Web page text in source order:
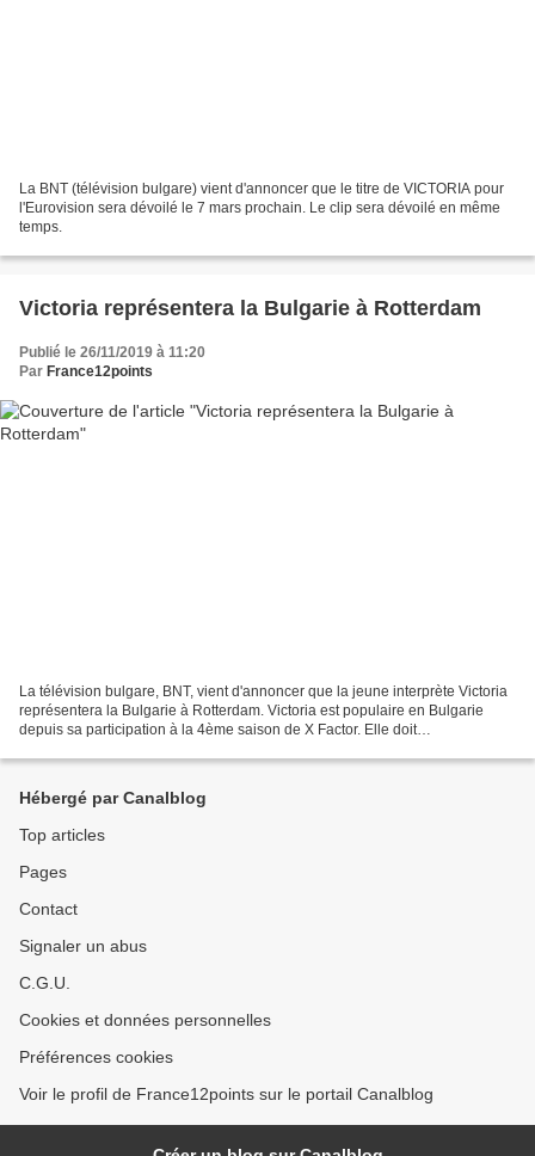
La BNT (télévision bulgare) vient d'annoncer que le titre de VICTORIA pour
l'Eurovision sera dévoilé le 7 mars prochain. Le clip sera dévoilé en même
temps.
Victoria représentera la Bulgarie à Rotterdam
Publié le 26/11/2019 à 11:20
Par France12points
La télévision bulgare, BNT, vient d'annoncer que la jeune interprète Victoria
représentera la Bulgarie à Rotterdam. Victoria est populaire en Bulgarie
depuis sa participation à la 4ème saison de X Factor. Elle doit
Hébergé par Canalblog
Top articles
Pages
Contact
Signaler un abus
C.G.U.
Cookies et données personnelles
Préférences cookies
Voir le profil de France12points sur le portail Canalblog